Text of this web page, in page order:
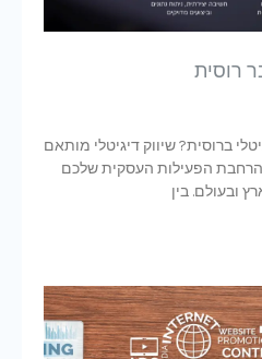
שיווק דיגיטלי מותאם
הפעילות העסקית שלכם
בין